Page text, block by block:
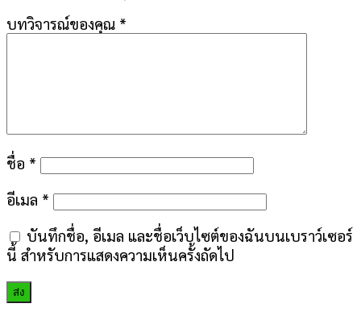
บทวิจารณ์ของคุณ *
ชื่อ *
อีเมล *
บันทึกชื่อ, อีเมล และชื่อเว็บไซต์ของฉันบนเบราว์เซอร์
นี้ สำหรับการแสดงความเห็นครั้งถัดไป